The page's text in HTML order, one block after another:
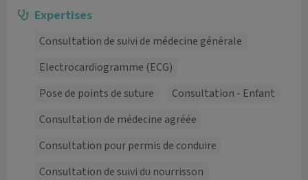
Expertises
Consultation de suivi de médecine générale
Electrocardiogramme (ECG)
Pose de points de suture
Consultation - Enfant
Consultation de médecine agréée
Consultation pour permis de conduire
Consultation de suivi du nourrisson